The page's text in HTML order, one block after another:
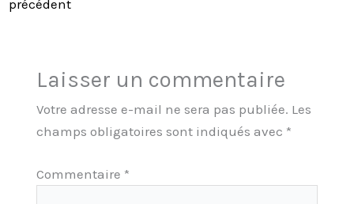
précédent
Laisser un commentaire
Votre adresse e-mail ne sera pas publiée. Les
champs obligatoires sont indiqués avec *
Commentaire *